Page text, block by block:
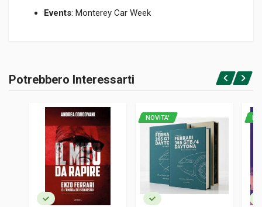
Events: Monterey Car Week
Brossura
Barnes John W.jr.
LINGUA DEL TESTO
DATA DI STAMPA
10/2024
Accedi o registrati
Potrebbero Interessarti
NOVITA'